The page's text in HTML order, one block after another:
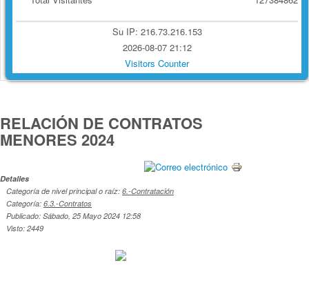
Su IP: 216.73.216.153
2026-08-07 21:12
Visitors Counter
RELACIÓN DE CONTRATOS
MENORES 2024
Detalles
Categoría de nivel principal o raíz: 6.-Contratación
Categoría: 6.3.-Contratos
Publicado: Sábado, 25 Mayo 2024 12:58
Visto: 2449